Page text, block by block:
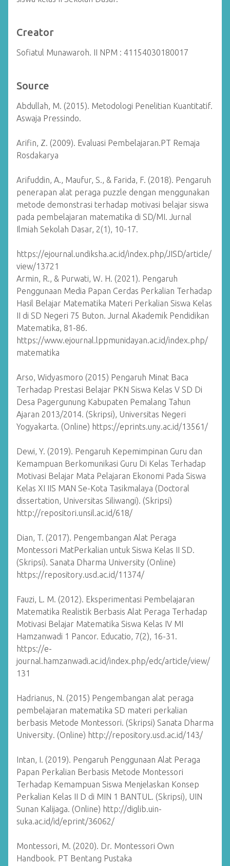
Creator
Sofiatul Munawaroh. II NPM : 41154030180017
Source
Abdullah, M. (2015). Metodologi Penelitian Kuantitatif.
Aswaja Pressindo.
Arifin, Z. (2009). Evaluasi Pembelajaran.PT Remaja
Rosdakarya
Arifuddin, A., Maufur, S., & Farida, F. (2018). Pengaruh
penerapan alat peraga puzzle dengan menggunakan
metode demonstrasi terhadap motivasi belajar siswa
pada pembelajaran matematika di SD/MI. Jurnal
Ilmiah Sekolah Dasar, 2(1), 10-17.
https://ejournal.undiksha.ac.id/index.php/JISD/article/
view/13721
Armin, R., & Purwati, W. H. (2021). Pengaruh
Penggunaan Media Papan Cerdas Perkalian Terhadap
Hasil Belajar Matematika Materi Perkalian Siswa Kelas
II di SD Negeri 75 Buton. Jurnal Akademik Pendidikan
Matematika, 81-86.
https://www.ejournal.lppmunidayan.ac.id/index.php/
matematika
Arso, Widyasmoro (2015) Pengaruh Minat Baca
Terhadap Prestasi Belajar PKN Siswa Kelas V SD Di
Desa Pagergunung Kabupaten Pemalang Tahun
Ajaran 2013/2014. (Skripsi), Universitas Negeri
Yogyakarta. (Online) https://eprints.uny.ac.id/13561/
Dewi, Y. (2019). Pengaruh Kepemimpinan Guru dan
Kemampuan Berkomunikasi Guru Di Kelas Terhadap
Motivasi Belajar Mata Pelajaran Ekonomi Pada Siswa
Kelas XI IIS MAN Se-Kota Tasikmalaya (Doctoral
dissertation, Universitas Siliwangi). (Skripsi)
http://repositori.unsil.ac.id/618/
Dian, T. (2017). Pengembangan Alat Peraga
Montessori MatPerkalian untuk Siswa Kelas II SD.
(Skripsi). Sanata Dharma University (Online)
https://repository.usd.ac.id/11374/
Fauzi, L. M. (2012). Eksperimentasi Pembelajaran
Matematika Realistik Berbasis Alat Peraga Terhadap
Motivasi Belajar Matematika Siswa Kelas IV MI
Hamzanwadi 1 Pancor. Educatio, 7(2), 16-31.
https://e-
journal.hamzanwadi.ac.id/index.php/edc/article/view/
131
Hadrianus, N. (2015) Pengembangan alat peraga
pembelajaran matematika SD materi perkalian
berbasis Metode Montessori. (Skripsi) Sanata Dharma
University. (Online) http://repository.usd.ac.id/143/
Intan, I. (2019). Pengaruh Penggunaan Alat Peraga
Papan Perkalian Berbasis Metode Montessori
Terhadap Kemampuan Siswa Menjelaskan Konsep
Perkalian Kelas II D di MIN 1 BANTUL. (Skripsi), UIN
Sunan Kalijaga. (Online) http://diglib.uin-
suka.ac.id/id/eprint/36062/
Montessori, M. (2020). Dr. Montessori Own
Handbook. PT Bentang Pustaka